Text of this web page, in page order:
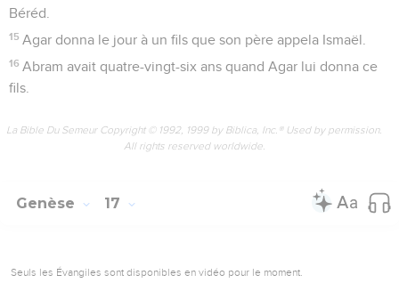
Béréd.
15 Agar donna le jour à un fils que son père appela Ismaël.
16 Abram avait quatre-vingt-six ans quand Agar lui donna ce
fils.
La Bible Du Semeur Copyright © 1992, 1999 by Biblica, Inc.® Used by permission.
All rights reserved worldwide.
Genèse 17
Seuls les Évangiles sont disponibles en vidéo pour le moment.